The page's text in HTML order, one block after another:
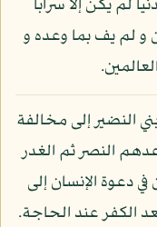
لم يكن إلا سرابا
و لم يف بما وعده و
النضير إلى مخالفة
النصر ثم الغدر
دعوة الإنسان إلى
الكفر عند الحاجة.